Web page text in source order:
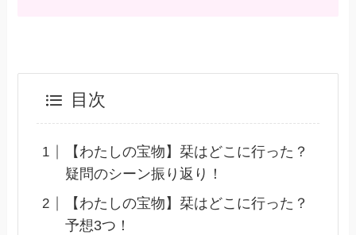
目次
【わたしの宝物】栞はどこに行った？
疑問のシーン振り返り！
【わたしの宝物】栞はどこに行った？
予想3つ！